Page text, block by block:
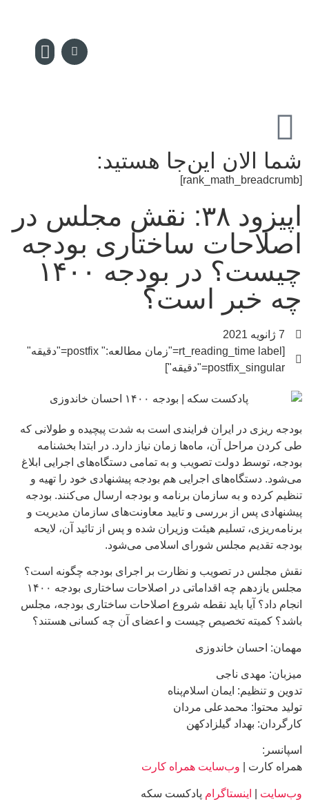
شما الان این‌جا هستید:
[rank_math_breadcrumb]
اپیزود ۳۸: نقش مجلس در
اصلاحات ساختاری بودجه
چیست؟ در بودجه ۱۴۰۰
چه خبر است؟
7 ژانویه 2021
[rt_reading_time label="زمان مطالعه:" postfix="دقیقه"
postfix_singular="دقیقه"]
بودجه ریزی در ایران فرایندی است به شدت پیچیده و طولانی که
طی کردن مراحل آن، ماه‌ها زمان نیاز دارد. در ابتدا بخشنامه
بودجه، توسط دولت تصویب و به تمامی دستگاه‌های اجرایی ابلاغ
می‌شود. دستگاه‌های اجرایی هم بودجه پیشنهادی خود را تهیه و
تنظیم کرده و به سازمان برنامه و بودجه ارسال می‌کنند. بودجه
پیشنهادی پس از بررسی و تایید معاونت‌های سازمان مدیریت و
برنامه‌ریزی، تسلیم هیئت وزیران شده و پس از تائید آن، لایحه
بودجه تقدیم مجلس شورای اسلامی می‌شود.
نقش مجلس در تصویب و نظارت بر اجرای بودجه چگونه است؟
مجلس یازدهم چه‌ اقداماتی در اصلاحات ساختاری بودجه ۱۴۰۰
انجام داد؟ آیا باید نقطه شروع اصلاحات ساختاری بودجه، مجلس
باشد؟ کمیته تخصیص چیست و اعضای آن چه کسانی هستند؟
مهمان: احسان خاندوزی
میزبان: مهدی ناجی
تدوین و تنظیم: ایمان اسلام‌پناه
تولید محتوا: محمدعلی مردان
کارگردان: بهداد گیلزاد‌کهن
اسپانسر:
همراه کارت | وب‌سایت همراه کارت
وب‌سایت اینستاگرام پادکست سکه